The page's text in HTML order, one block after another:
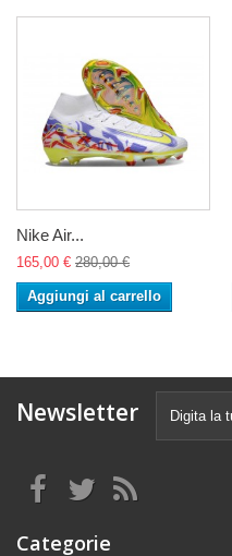
Nike Air...
165,00 € 280,00 €
Aggiungi al carrello
Newsletter
Categorie